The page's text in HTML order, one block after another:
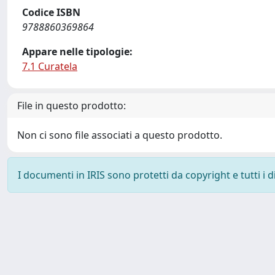
Codice ISBN
9788860369864
Appare nelle tipologie:
7.1 Curatela
File in questo prodotto:
Non ci sono file associati a questo prodotto.
I documenti in IRIS sono protetti da copyright e tutti i